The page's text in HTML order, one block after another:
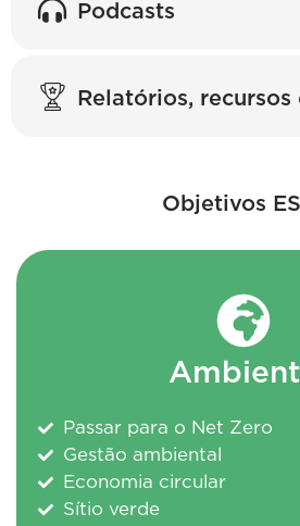
Podcasts
Relatórios, recursos
Objetivos
Passar para o Net Zero
Gestão ambiental
Economia circular
Sítio verde